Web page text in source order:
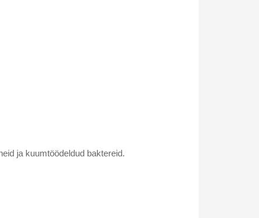
ja kuumtöödeldud baktereid.